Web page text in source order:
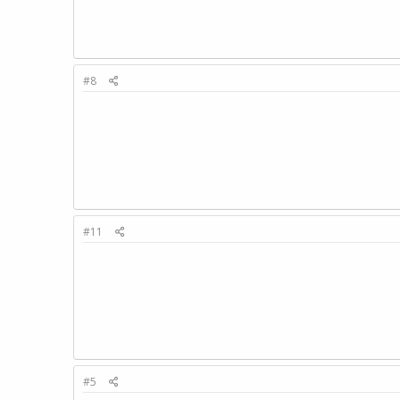
#8
#11
#5